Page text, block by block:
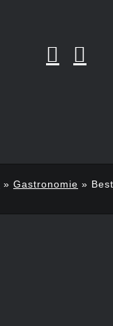
» Gastronomie »